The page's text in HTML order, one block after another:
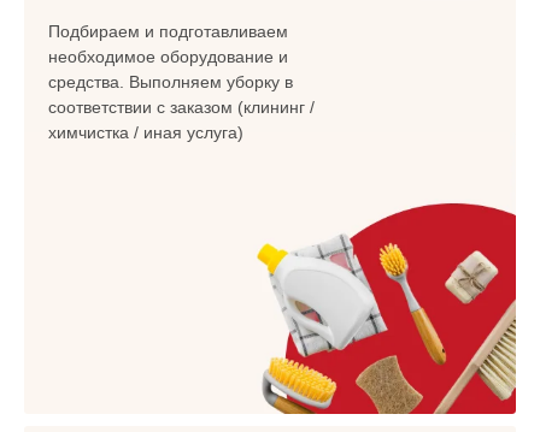
Подбираем и подготавливаем
необходимое оборудование и
средства. Выполняем уборку в
соответствии с заказом (клининг /
химчистка / иная услуга)